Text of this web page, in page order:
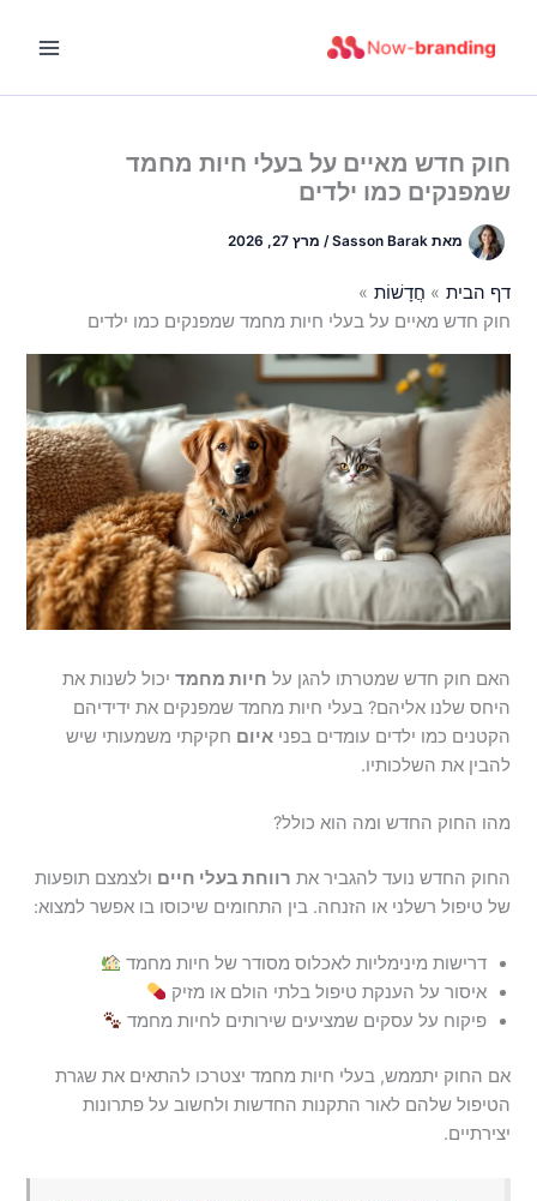
חוק חדש מאיים על בעלי חיות מחמד
שמפנקים כמו ילדים
מאתSasson Barak
/ מרץ 27, 2026
דף הבית
חֲדָשׁוֹת
חוק חדש מאיים על בעלי חיות מחמד שמפנקים כמו ילדים
האם חוק חדש שמטרתו להגן על חיות מחמד יכול לשנות את
היחס שלנו אליהם? בעלי חיות מחמד שמפנקים את ידידיהם
הקטנים כמו ילדים עומדים בפניאיום חקיקתי משמעותי שיש
להבין את השלכותיו.
מהו החוק החדש ומה הוא כולל?
החוק החדש נועד להגביר את רווחת בעלי חיים ולצמצם תופעות
של טיפול רשלני או הזנחה. בין התחומים שיכוסו בו אפשר למצוא:
דרישות מינימליות לאכלוס מסודר של חיות מחמד
איסור על הענקת טיפול בלתי הולם או מזיק
פיקוח על עסקים שמציעים שירותים לחיות מחמד
אם החוק יתממש, בעלי חיות מחמד יצטרכו להתאים את שגרת
הטיפול שלהם לאור התקנות החדשות ולחשוב על פתרונות
יצירתיים.